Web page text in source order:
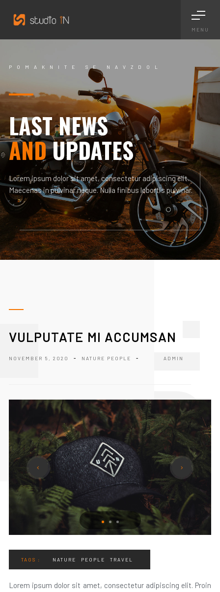
MENU
LAST NEWS
ANDUPDATES
Lorem ipsum dolor sit amet, consectetur adipiscing elit.
Maecenas in pulvinar neque. Nulla finibus lobortis pulvinar.
POMAKNITE SE NAVZDOL
VULPUTATE MI ACCUMSAN
NOVEMBER 5, 2020 - NATURE PEOPLE - ADMIN
TAGS : NATURE PEOPLE TRAVEL
Lorem ipsum dolor sit amet, consectetur adipiscing elit. Proin